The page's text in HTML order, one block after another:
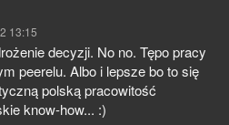
13:15
decyzji. No no. Tępo pracy
peerelu. Albo i lepsze bo to się
polską pracowitość
know-how... :)